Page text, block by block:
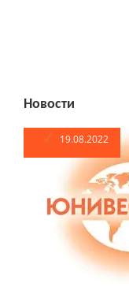
Новости
19.08.2022